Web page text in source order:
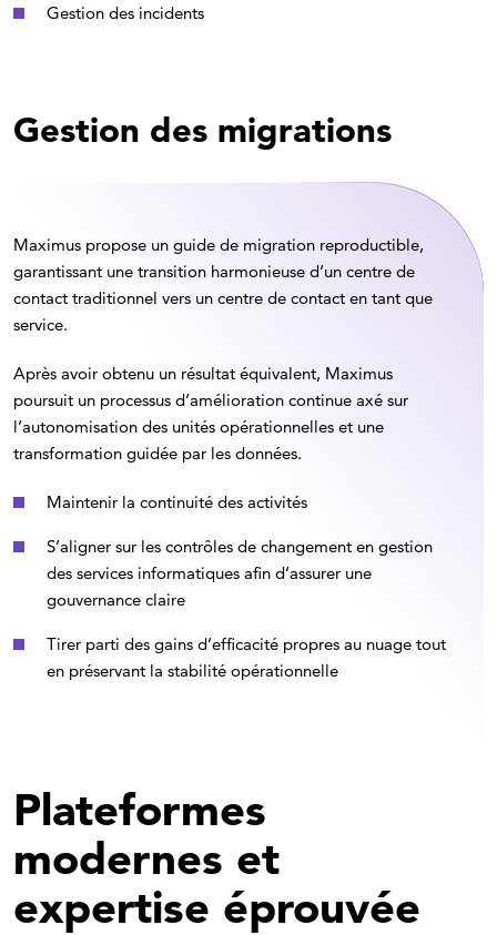
Gestion des incidents
Gestion des migrations
Maximus propose un guide de migration reproductible,
garantissant une transition harmonieuse d’un centre de
contact traditionnel vers un centre de contact en tant que
service.
Après avoir obtenu un résultat équivalent, Maximus
poursuit un processus d’amélioration continue axé sur
l’autonomisation des unités opérationnelles et une
transformation guidée par les données.
Maintenir la continuité des activités
S’aligner sur les contrôles de changement en gestion
des services informatiques afin d’assurer une
gouvernance claire
Tirer parti des gains d’efficacité propres au nuage tout
en préservant la stabilité opérationnelle
Plateformes
modernes et
expertise éprouvée